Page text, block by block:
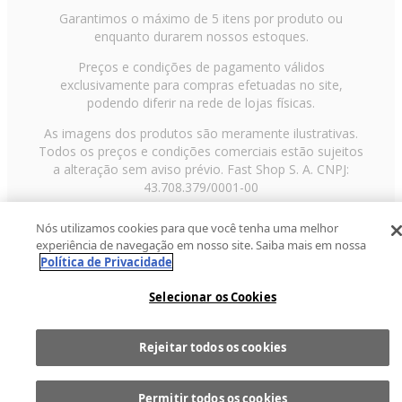
Comprar
Garantimos o máximo de 5 itens por produto ou
enquanto durarem nossos estoques.
Preços e condições de pagamento válidos
exclusivamente para compras efetuadas no site,
podendo diferir na rede de lojas físicas.
As imagens dos produtos são meramente ilustrativas.
Todos os preços e condições comerciais estão sujeitos
a alteração sem aviso prévio. Fast Shop S. A. CNPJ:
43.708.379/0001-00
Paulo/SP, CEP 02029-001, Telefone: 11 3003-3728 ©
2013 Fast Shop - Todos os direitos reservadosRF
Nós utilizamos cookies para que você tenha uma melhor
experiência de navegação em nosso site. Saiba mais em nossa
Política de Privacidade
Selecionar os Cookies
Rejeitar todos os cookies
Permitir todos os cookies